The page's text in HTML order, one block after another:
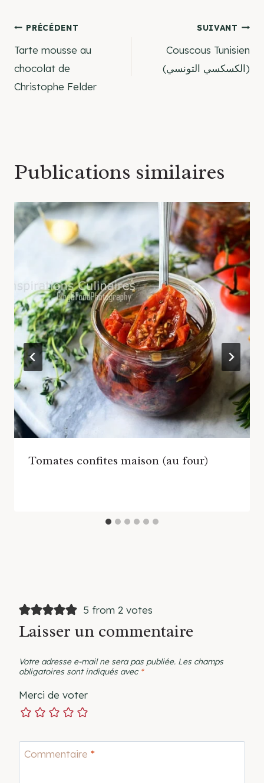
Navigation
de
l’article
PRÉCÉDENT
Tarte mousse au
chocolat de
Christophe Felder
SUIVANT
Couscous Tunisien
(الكسكسي التونسي)
Publications similaires
Tomates confites maison (au four)
5 from 2 votes
Laisser un commentaire
Votre adresse e-mail ne sera pas publiée. Les champs
obligatoires sont indiqués avec *
Merci de voter
Commentaire *